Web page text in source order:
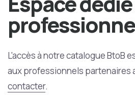
L'accès à notre catalogue BtoB
aux professionnels partenaires
contacter.